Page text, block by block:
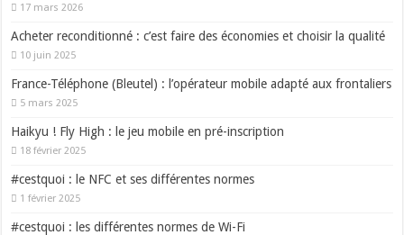
17 mars 2026
Acheter reconditionné : c’est faire des économies et choisir la qualité
10 juin 2025
France-Téléphone (Bleutel) : l’opérateur mobile adapté aux frontaliers
5 mars 2025
Haikyu ! Fly High : le jeu mobile en pré-inscription
18 février 2025
#cestquoi : le NFC et ses différentes normes
1 février 2025
#cestquoi : les différentes normes de Wi-Fi